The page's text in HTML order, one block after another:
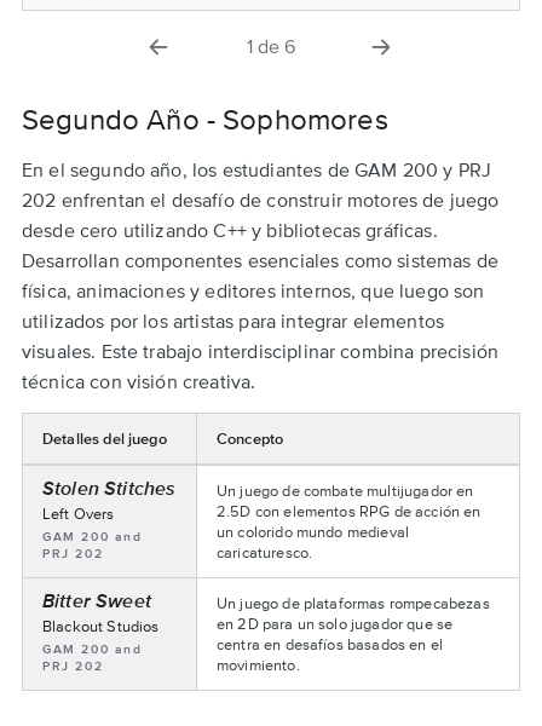
1 de 6
Segundo Año - Sophomores
En el segundo año, los estudiantes de GAM 200 y PRJ
202 enfrentan el desafío de construir motores de juego
desde cero utilizando C++ y bibliotecas gráficas.
Desarrollan componentes esenciales como sistemas de
física, animaciones y editores internos, que luego son
utilizados por los artistas para integrar elementos
visuales. Este trabajo interdisciplinar combina precisión
técnica con visión creativa.
Slice
Presentations
Detalles del juego Concepto
Stolen Stitches
Nombre
del
equipo:
Left Overs
Asignaturas:
GAM 200 and
PRJ 202
Un juego de combate multijugador en
2.5D con elementos RPG de acción en
un colorido mundo medieval
caricaturesco.
Bitter Sweet
Nombre
del
equipo:
Blackout Studios
Asignaturas:
GAM 200 and
PRJ 202
Un juego de plataformas rompecabezas
en 2D para un solo jugador que se
centra en desafíos basados en el
movimiento.